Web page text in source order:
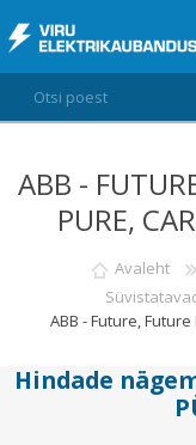
LOGI SISSE
SOOVIKORV
0
ABB -
PURE,
Avaleht
ABB - Future,
Hindade